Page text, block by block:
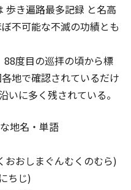
歩き遍路最多記録 と名高
不可能な不滅の功績とも
度目の巡拝の頃から標
地で確認されているだけ
いに多く残されている。
地名・単語
おおしまぐんむくのむら)
ちじ)